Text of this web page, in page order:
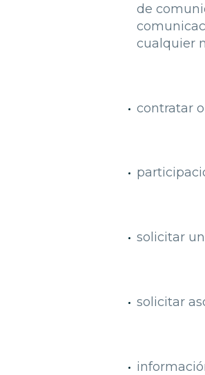
de
cualquier
contratar
solicitar
solicitar